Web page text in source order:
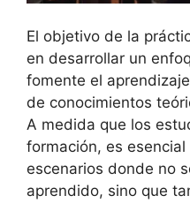
El objetivo de‌ la
en‌ desarrollar un
fomente el
de conocimientos
A medida que los
formación, es
escenarios ‍donde no
⁤aprendido,⁣ sino que